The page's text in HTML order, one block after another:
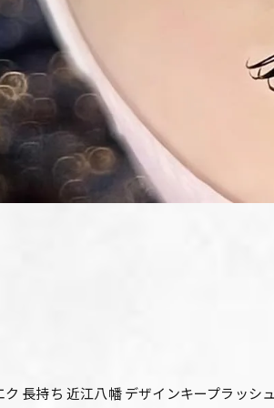
ク 長持ち 近江八幡 デザインキープラッシ